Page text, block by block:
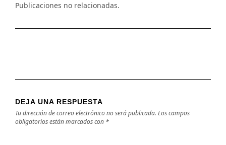
Publicaciones no relacionadas.
DEJA UNA RESPUESTA
Tu dirección de correo electrónico no será publicada. Los campos
obligatorios están marcados con *